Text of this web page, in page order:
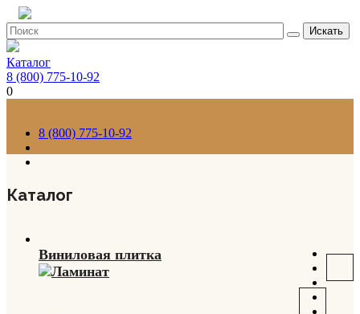
Искать
Каталог
8 (800) 775-10-92
0
8 (800) 775-10-92
Каталог
Виниловая плитка
Ламинат